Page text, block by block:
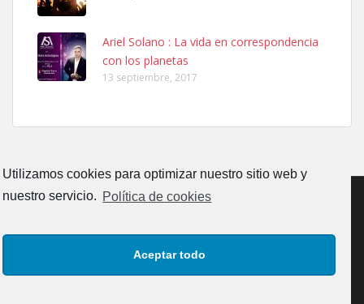
Utilizamos cookies para optimizar nuestro sitio web y
nuestro servicio. Política de cookies
Aceptar todo
Adopcion
Busco casa de acogida para mi perrita ya que por temas de trabajo
no la puedo tener. Solo gente r...
Gata joven encontrada
Gata joven encontrada en zona calle San Bernardo de Las Palmas
Ariel Solano : La vida en correspondencia
con los planetas
13 septiembre, 2017
POLÍTICA DE COOKIES (UE)